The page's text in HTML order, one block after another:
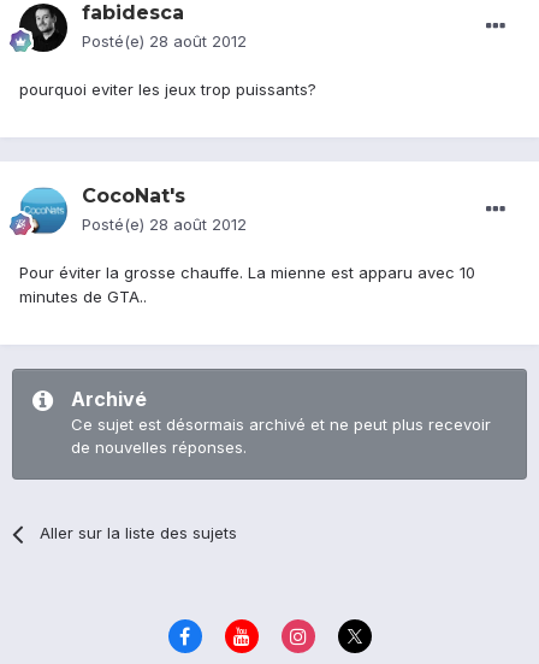
fabidesca
Posté(e) 28 août 2012
pourquoi eviter les jeux trop puissants?
CocoNat's
Posté(e) 28 août 2012
Pour éviter la grosse chauffe. La mienne est apparu avec 10
minutes de GTA..
Archivé
Ce sujet est désormais archivé et ne peut plus recevoir
de nouvelles réponses.
Aller sur la liste des sujets